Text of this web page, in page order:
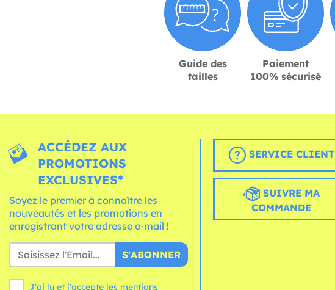
Guide des
tailles
Paiement
100% sécurisé
ACCÉDEZ AUX
PROMOTIONS
EXCLUSIVES*
Soyez le premier à connaître les
nouveautés et les promotions en
enregistrant votre adresse e-mail !
S'ABONNER
J'ai lu et j'accepte les mentions
SERVICE CLIENT
SUIVRE MA
COMMANDE